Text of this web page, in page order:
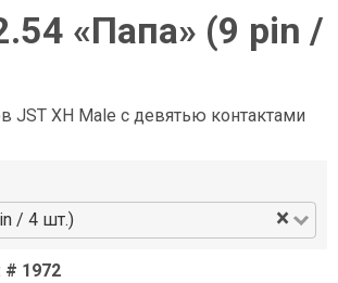
«Папа» (9 pin /
JST XH Male с девятью контактами
/ 4 шт.)
×
# 1972